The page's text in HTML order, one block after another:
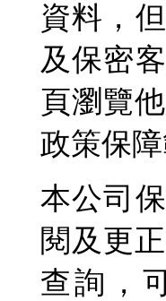
資料，
及保密
頁瀏覽
政策保障
本公司
閱及更
查詢，